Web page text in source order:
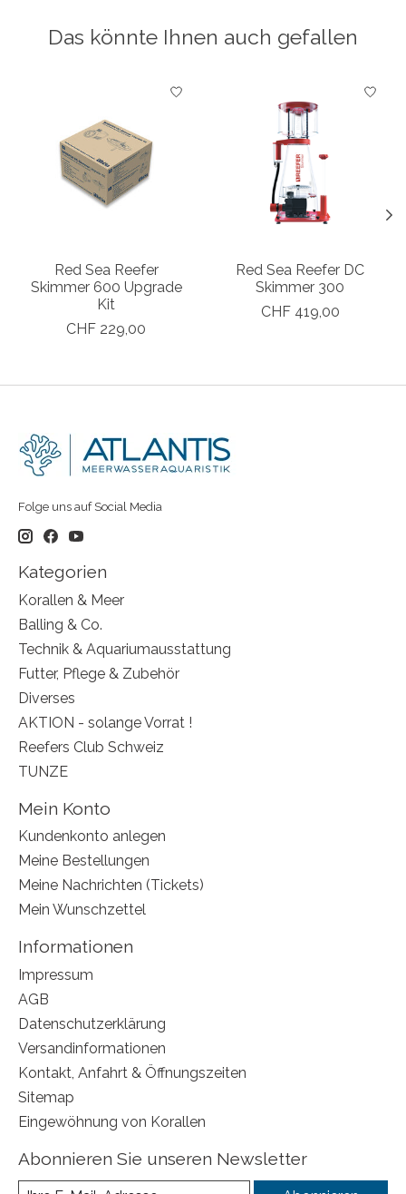
Das könnte Ihnen auch gefallen
Produkt-Karussell-Artikel
Red Sea Reefer
Skimmer 600 Upgrade
Kit
CHF 229,00
Red Sea Reefer DC
Skimmer 300
CHF 419,00
Folge uns auf Social Media
Kategorien
Korallen & Meer
Balling & Co.
Technik & Aquariumausstattung
Futter, Pflege & Zubehör
Diverses
AKTION - solange Vorrat !
Reefers Club Schweiz
TUNZE
Mein Konto
Kundenkonto anlegen
Meine Bestellungen
Meine Nachrichten (Tickets)
Mein Wunschzettel
Informationen
Impressum
AGB
Datenschutzerklärung
Versandinformationen
Kontakt, Anfahrt & Öffnungszeiten
Sitemap
Eingewöhnung von Korallen
Abonnieren Sie unseren Newsletter